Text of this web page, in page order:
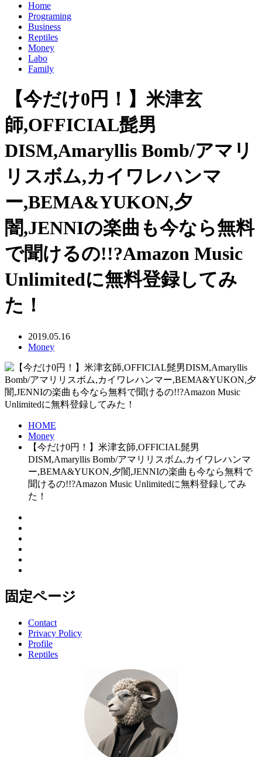
Home
Programing
Business
Reptiles
Money
Labo
Family
【今だけ0円！】米津玄
師,OFFICIAL髭男
DISM,Amaryllis Bomb/アマリ
リスボム,カイワレハンマ
ー,BEMA&YUKON,夕
闇,JENNIの楽曲も今なら無料
で聞けるの!!?Amazon Music
Unlimitedに無料登録してみ
た！
2019.05.16
Money
HOME
Money
【今だけ0円！】米津玄師,OFFICIAL髭男
DISM,Amaryllis Bomb/アマリリスボム,カイワレハンマ
ー,BEMA&YUKON,夕闇,JENNIの楽曲も今なら無料で
聞けるの!!?Amazon Music Unlimitedに無料登録してみ
た！
固定ページ
Contact
Privacy Policy
Profile
Reptiles